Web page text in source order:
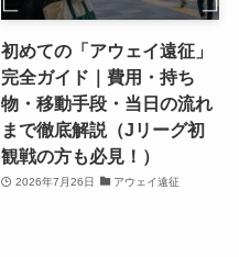
初めての「アウェイ遠征」
完全ガイド｜費用・持ち
物・移動手段・当日の流れ
まで徹底解説（Jリーグ初
観戦の方も必見！）
2026年7月26日 アウェイ遠征